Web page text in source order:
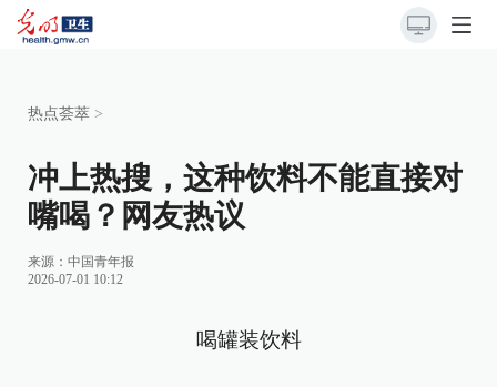
热点荟萃 >
冲上热搜，这种饮料不能直接对
嘴喝？网友热议
来源： 中国青年报
2026-07-01 10:12
喝罐装饮料